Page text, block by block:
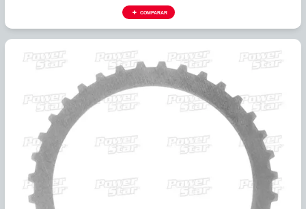
326532A
PLATO ACERO AW60-40LE, AW60-41SN, AW60-42LE
AVANCE...